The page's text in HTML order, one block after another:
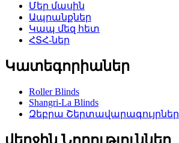
Մեր մասին
Ապրանքներ
Կապ մեզ հետ
ՀՏՀ-ներ
Կատեգորիաներ
Roller Blinds
Shangri-La Blinds
Զեբրա Շերտավարագույրներ
վերջին Նորություններ